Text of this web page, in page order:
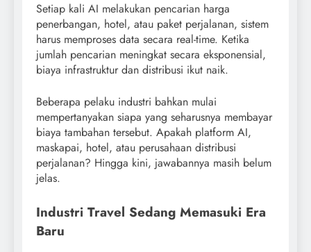
Setiap kali AI melakukan pencarian harga
penerbangan, hotel, atau paket perjalanan, sistem
harus memproses data secara real-time. Ketika
jumlah pencarian meningkat secara eksponensial,
biaya infrastruktur dan distribusi ikut naik.
Beberapa pelaku industri bahkan mulai
mempertanyakan siapa yang seharusnya membayar
biaya tambahan tersebut. Apakah platform AI,
maskapai, hotel, atau perusahaan distribusi
perjalanan? Hingga kini, jawabannya masih belum
jelas.
Industri Travel Sedang Memasuki Era
Baru